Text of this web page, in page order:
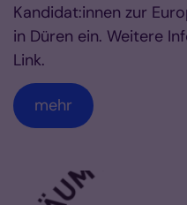
Kandidat:innen zur
in Düren ein. Weitere
Link.
mehr